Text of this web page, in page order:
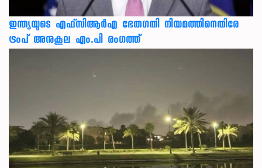
ഇന്ത്യയുടെ എഫ്‌സിആര്‍എ ഭേതഗതി നിയമത്തിനെതിരേ
ട്രംപ് അനുകൂല എം.പി രംഗത്ത്